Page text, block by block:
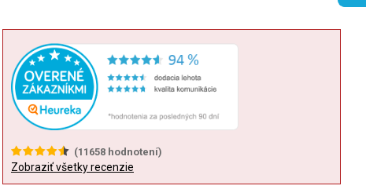
(11658 hodnotení)
Zobraziť všetky recenzie